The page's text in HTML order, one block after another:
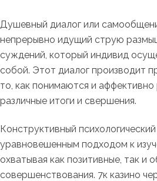
Душевный диалог или
непрерывно идущий струю
суждений, который индивид
собой. Этот диалог производит
то, как понимаются и
различные итоги и свершения.
Конструктивный
уравновешенным подходом к
охватывая как позитивные, так и
совершенствования. 7к казино